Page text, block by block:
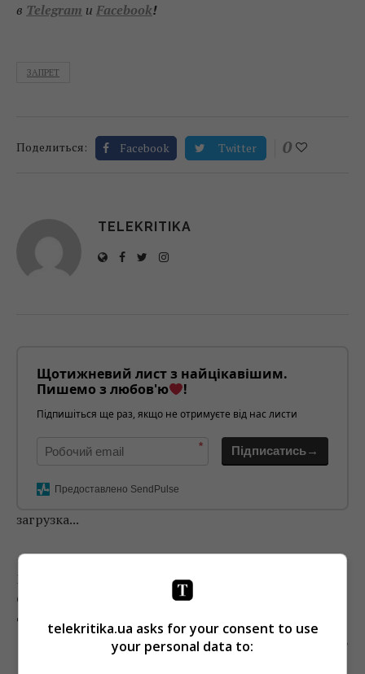
в Telegram и Facebook!
ЗАПРЕТ
Поделиться: Facebook Twitter 0
TELEKRITIKA
Щотижневий лист з найцікавішим.
Пишемо з любов'ю
!
Підпишіться ще раз, якщо не отримуєте від нас листи
* Підписатись→
Предоставлено SendPulse
загрузка...
Предыдущий пост
СТАЛО ИЗВЕСТНО ИМЯ ПЕРВОГО ЗВЕЗДНОГО
ДЕТЕКТИВА ШОУ «МАСКА»
Следующий пост
telekritika.ua asks for your consent to use
your personal data to: